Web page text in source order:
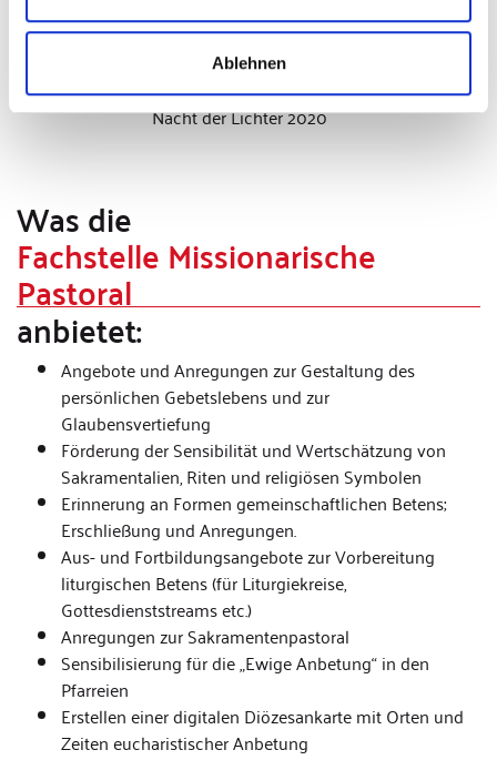
Ablehnen
Dauer ca. 45 Min (weitere Informationen auf Anfrage)
Nacht der Lichter 2020
Was die
Fachstelle Missionarische
Pastoral
anbietet:
Angebote und Anregungen zur Gestaltung des
persönlichen Gebetslebens und zur
Glaubensvertiefung
Förderung der Sensibilität und Wertschätzung von
Sakramentalien, Riten und religiösen Symbolen
Erinnerung an Formen gemeinschaftlichen Betens;
Erschließung und Anregungen.
Aus- und Fortbildungsangebote zur Vorbereitung
liturgischen Betens (für Liturgiekreise,
Gottesdienststreams etc.)
Anregungen zur Sakramentenpastoral
Sensibilisierung für die „Ewige Anbetung“ in den
Pfarreien
Erstellen einer digitalen Diözesankarte mit Orten und
Zeiten eucharistischer Anbetung